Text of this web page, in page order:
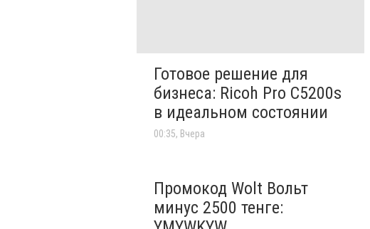
Готовое решение для
бизнеса: Ricoh Pro C5200s
в идеальном состоянии
00:35, Вчера
Промокод Wolt Вольт
минус 2500 тенге: